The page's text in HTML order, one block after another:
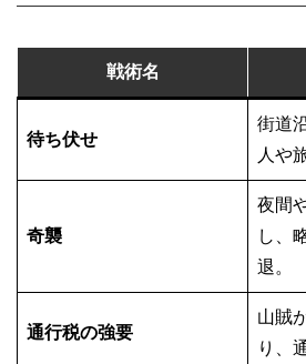
戦術名
待ち伏せ
街道
人や
奇襲
夜間
し、
退。
通行税の強要
山賊
り、